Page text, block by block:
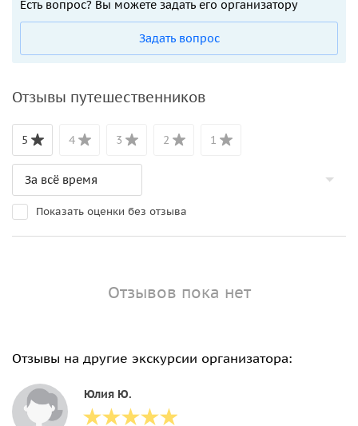
Есть вопрос? Вы можете задать его организатору
Задать вопрос
Отзывы путешественников
5 4 3 2 1
Показать оценки без отзыва
Отзывов пока нет
Отзывы на другие экскурсии организатора:
Юлия Ю.